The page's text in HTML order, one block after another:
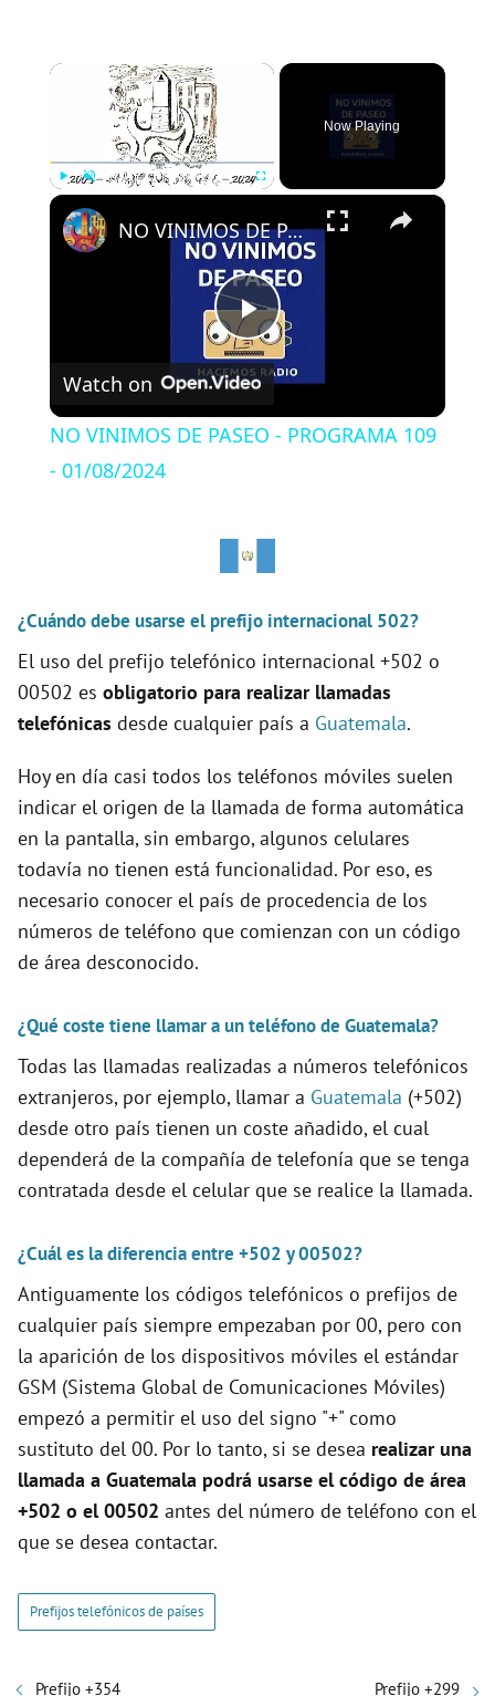
×
Now Playing
×
P
y
V
i
d
e
o
NO VINIMOS DE PASEO - PROGRAMA 109 - 01/08/2024
Watch on
NO VINIMOS DE PASEO - PROGRAMA 109
- 01/08/2024
¿Cuándo debe usarse el prefijo internacional 502?
El uso del prefijo telefónico internacional +502 o
00502 es obligatorio para realizar llamadas
telefónicas desde cualquier país a Guatemala.
Hoy en día casi todos los teléfonos móviles suelen
indicar el origen de la llamada de forma automática
en la pantalla, sin embargo, algunos celulares
todavía no tienen está funcionalidad. Por eso, es
necesario conocer el país de procedencia de los
números de teléfono que comienzan con un código
de área desconocido.
¿Qué coste tiene llamar a un teléfono de Guatemala?
Todas las llamadas realizadas a números telefónicos
extranjeros, por ejemplo, llamar a Guatemala (+502)
desde otro país tienen un coste añadido, el cual
dependerá de la compañía de telefonía que se tenga
contratada desde el celular que se realice la llamada.
¿Cuál es la diferencia entre +502 y 00502?
Antiguamente los códigos telefónicos o prefijos de
cualquier país siempre empezaban por 00, pero con
la aparición de los dispositivos móviles el estándar
GSM (Sistema Global de Comunicaciones Móviles)
empezó a permitir el uso del signo "+" como
sustituto del 00. Por lo tanto, si se desea realizar una
llamada a Guatemala podrá usarse el código de área
+502 o el 00502 antes del número de teléfono con el
que se desea contactar.
Prefijos telefónicos de países
Prefijo +354 Prefijo +299